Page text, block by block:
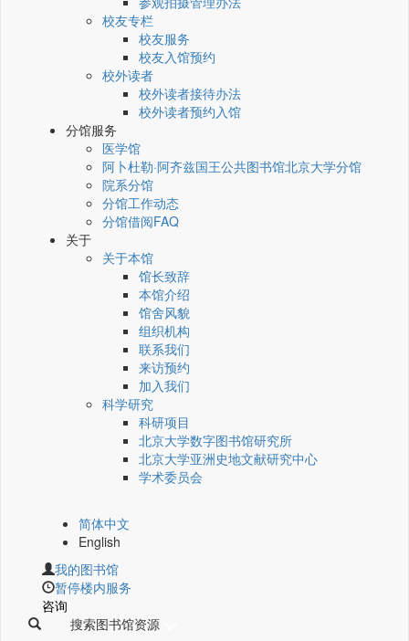
校友专栏
校友服务
校友入馆预约
校外读者
校外读者接待办法
校外读者预约入馆
分馆服务
医学馆
阿卜杜勒·阿齐兹国王公共图书馆北京大学分馆
院系分馆
分馆工作动态
分馆借阅FAQ
关于
关于本馆
馆长致辞
本馆介绍
馆舍风貌
组织机构
联系我们
来访预约
加入我们
科学研究
科研项目
北京大学数字图书馆研究所
北京大学亚洲史地文献研究中心
学术委员会
简体中文
English
我的图书馆
暂停楼内服务
咨询
搜索图书馆资源